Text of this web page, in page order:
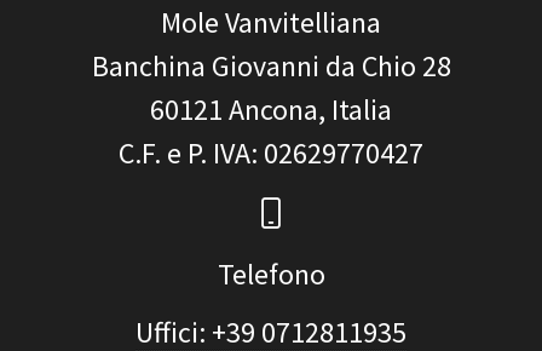
Mole Vanvitelliana
Banchina Giovanni da Chio 28
60121Ancona, Italia
C.F. e P. IVA: 02629770427
Telefono
Uffici: +39 0712811935